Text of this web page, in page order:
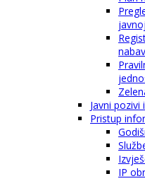
Javni pozivi
Pristup
IP